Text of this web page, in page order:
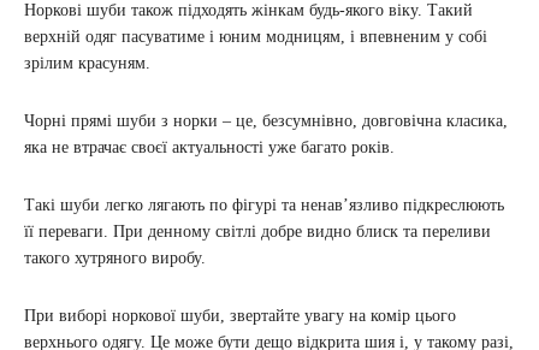
Норкові шуби також підходять жінкам будь-якого віку. Такий
верхній одяг пасуватиме і юним модницям, і впевненим у собі
зрілим красуням.
Чорні прямі шуби з норки – це, безсумнівно, довговічна класика,
яка не втрачає своєї актуальності уже багато років.
Такі шуби легко лягають по фігурі та ненав’язливо підкреслюють
її переваги. При денному світлі добре видно блиск та переливи
такого хутряного виробу.
При виборі норкової шуби, звертайте увагу на комір цього
верхнього одягу. Це може бути дещо відкрита шия і, у такому разі,